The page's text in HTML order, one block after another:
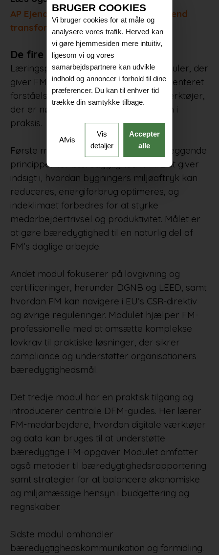
AP Ejendomme: Nybyg er nemmere end
transformation
De fire læringsmoduler
Læringsplatformen består af fire moduler, der
giver FM-medarbejdere en helhedsorienteret
forståelse af bæredygtighed og de værktøjer,
der er nødvendige for at integrere den i
praksis.
Første modul introducerer de grundlæggende
principper for bæredygtighed i FM. Det giver
indsigt i, hvordan bygningers miljøaftryk kan
reduceres, energiforbrug optimeres, og
indeklimaet forbedres for at styrke
medarbejdertrivsel og produktivitet. Målet er
at gøre bæredygtighed til en naturlig del af
FM’s daglige arbejde.
Andet modul fokuserer på lovgivning og
certificeringer, herunder DGNB og LEED, samt
hvordan FM kan navigere i EU’s CSR-direktiv
og øvrige reguleringer. Modulet hjælper FM-
professionelle med at omsætte komplekse
lovkrav til praktiske løsninger, der sikrer
compliance og understøtter organisationers
bæredygtighedsmål.
Det tredje modul har en praktisk tilgang og
introducerer centrale DFM-guides. Her lærer
FM-medarbejdere, hvordan digitale værktøjer
og data kan bruges til at understøtte
bæredygtige FM-opgaver. Modulet omfatter
også metoder til bæredygtighedsrapportering
samt strategier for at balancere økonomiske
og miljømæssige hensyn i budgettering og
regnskaber.
Sidste modul omhandler
bæredygtighedskommunikation og formidling.
BRUGER COOKIES
Vi bruger cookies for at måle og
analysere vores trafik. Herved kan
vi gøre hjemmesiden mere intuitiv,
ligesom vi og vores
samarbejdspartnere kan udvikle
indhold og annoncer i forhold til dine
præferencer. Du kan til enhver tid
trække din samtykke tilbage.
Afvis
Vis
detaljer
Accepter
alle